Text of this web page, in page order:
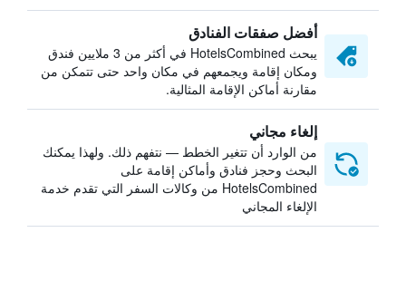
أفضل صفقات الفنادق
يبحث HotelsCombined في أكثر من 3 ملايين فندق
ومكان إقامة ويجمعهم في مكان واحد حتى تتمكن من
مقارنة أماكن الإقامة المثالية.
إلغاء مجاني
من الوارد أن تتغير الخطط — نتفهم ذلك. ولهذا يمكنك
البحث وحجز فنادق وأماكن إقامة على
HotelsCombined من وكالات السفر التي تقدم خدمة
الإلغاء المجاني